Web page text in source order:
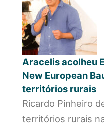
Aracelis acolheu
New European
territórios rurais
Ricardo Pinheiro
territórios rurais